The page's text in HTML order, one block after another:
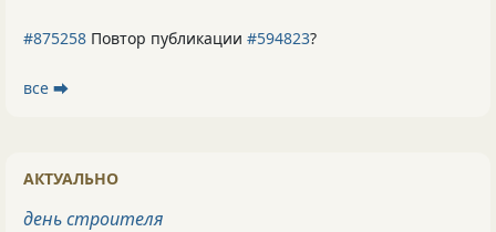
#875258 Повтор публикации #594823?
все ⮕
АКТУАЛЬНО
день строителя